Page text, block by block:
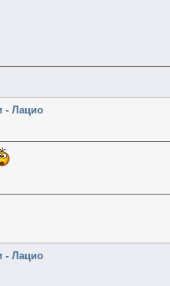
- Лацио
- Лацио